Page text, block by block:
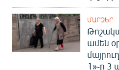
ՄԱՐԶԵՐ
ամեն
1»-ը 3